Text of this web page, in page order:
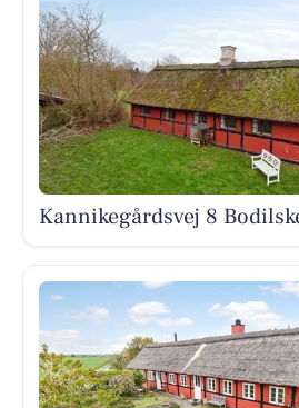
Kannikegårdsvej 8